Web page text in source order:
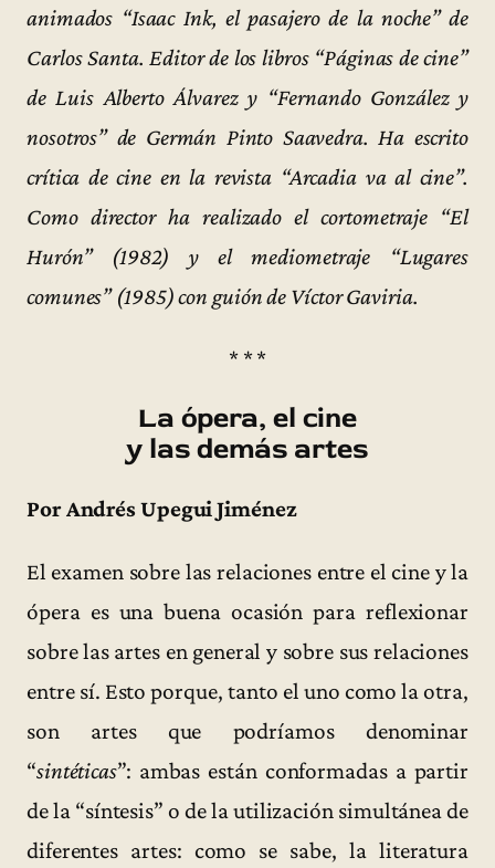
animados “Isaac Ink, el pasajero de la noche” de
Carlos Santa. Editor de los libros “Páginas de cine”
de Luis Alberto Álvarez y “Fernando González y
nosotros” de Germán Pinto Saavedra. Ha escrito
crítica de cine en la revista “Arcadia va al cine”.
Como director ha realizado el cortometraje “El
Hurón” (1982) y el mediometraje “Lugares
comunes” (1985) con guión de Víctor Gaviria.
* * *
La ópera, el cine
y las demás artes
Por Andrés Upegui Jiménez
El examen sobre las relaciones entre el cine y la
ópera es una buena ocasión para reflexionar
sobre las artes en general y sobre sus relaciones
entre sí. Esto porque, tanto el uno como la otra,
son artes que podríamos denominar
“sintéticas”: ambas están conformadas a partir
de la “síntesis” o de la utilización simultánea de
diferentes artes: como se sabe, la literatura